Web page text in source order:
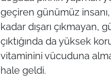
geçiren günümüz
kadar dışarı çıkmayan,
çıktığında da yüksek
vitaminini vücuduna
hale geldi.